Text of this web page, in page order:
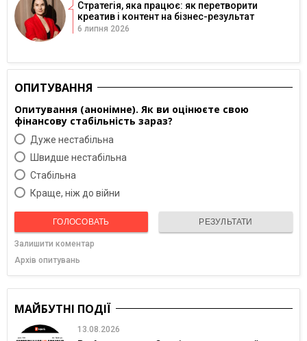
Стратегія, яка працює: як перетворити
креатив і контент на бізнес-результат
6 липня 2026
ОПИТУВАННЯ
Опитування (анонімне). Як ви оцінюєте свою
фінансову стабільність зараз?
Дуже нестабільна
Швидше нестабільна
Cтабільна
Краще, ніж до війни
ГОЛОСОВАТЬ РЕЗУЛЬТАТИ
Залишити коментар
Архів опитувань
МАЙБУТНІ ПОДІЇ
13.08.2026